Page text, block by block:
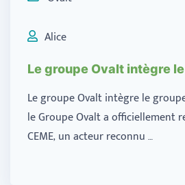
Alice
Le groupe Ovalt intègre
Le groupe Ovalt intègre le
le Groupe Ovalt a officiellement
CEME, un acteur reconnu …